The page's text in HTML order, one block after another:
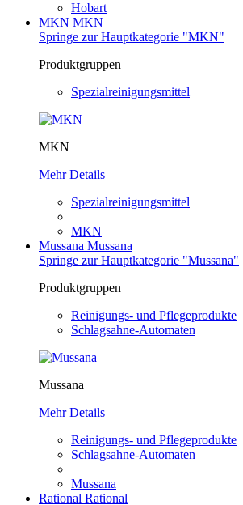
Hobart
MKN MKN
Springe zur Hauptkategorie "MKN"
Produktgruppen
Spezialreinigungsmittel
MKN
Mehr Details
Spezialreinigungsmittel
MKN
Mussana Mussana
Springe zur Hauptkategorie "Mussana"
Produktgruppen
Reinigungs- und Pflegeprodukte
Schlagsahne-Automaten
Mussana
Mehr Details
Reinigungs- und Pflegeprodukte
Schlagsahne-Automaten
Mussana
Rational Rational